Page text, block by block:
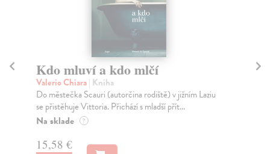
Kdo mluví a kdo mlčí
Valerio Chiara| Kniha
Do městečka Scauri (autorčina rodiště) v jižním Laziu
se přistěhuje Vittoria. Přichází s mladší přít...
Na sklade ?
15,58 €